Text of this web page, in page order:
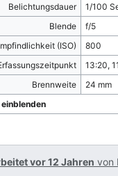
Belichtungsdauer
1/100
Blende
f/5
(ISO)
800
13:20,
Brennweite
24 mm
vor 12 Jahren von